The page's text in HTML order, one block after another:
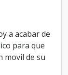
a acabar de
para que
movil de su